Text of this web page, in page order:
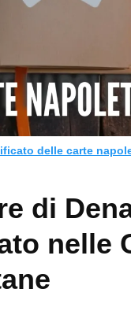
delle carte
di
nelle